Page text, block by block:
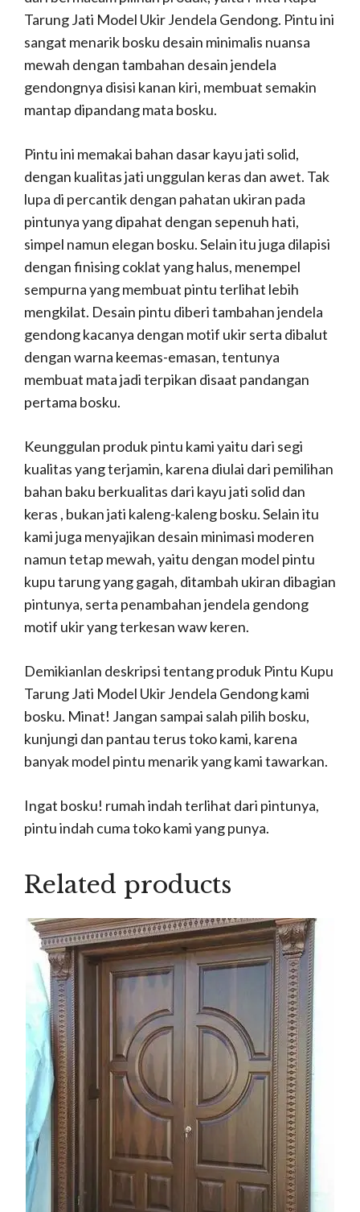
Tarung Jati Model Ukir Jendela Gendong. Pintu ini
sangat menarik bosku desain minimalis nuansa
mewah dengan tambahan desain jendela
gendongnya disisi kanan kiri, membuat semakin
mantap dipandang mata bosku.
Pintu ini memakai bahan dasar kayu jati solid,
dengan kualitas jati unggulan keras dan awet. Tak
lupa di percantik dengan pahatan ukiran pada
pintunya yang dipahat dengan sepenuh hati,
simpel namun elegan bosku. Selain itu juga dilapisi
dengan finising coklat yang halus, menempel
sempurna yang membuat pintu terlihat lebih
mengkilat. Desain pintu diberi tambahan jendela
gendong kacanya dengan motif ukir serta dibalut
dengan warna keemas-emasan, tentunya
membuat mata jadi terpikan disaat pandangan
pertama bosku.
Keunggulan produk pintu kami yaitu dari segi
kualitas yang terjamin, karena diulai dari pemilihan
bahan baku berkualitas dari kayu jati solid dan
keras , bukan jati kaleng-kaleng bosku. Selain itu
kami juga menyajikan desain minimasi moderen
namun tetap mewah, yaitu dengan model pintu
kupu tarung yang gagah, ditambah ukiran dibagian
pintunya, serta penambahan jendela gendong
motif ukir yang terkesan waw keren.
Demikianlan deskripsi tentang produk Pintu Kupu
Tarung Jati Model Ukir Jendela Gendong kami
bosku. Minat! Jangan sampai salah pilih bosku,
kunjungi dan pantau terus toko kami, karena
banyak model pintu menarik yang kami tawarkan.
Ingat bosku! rumah indah terlihat dari pintunya,
pintu indah cuma toko kami yang punya.
Related products